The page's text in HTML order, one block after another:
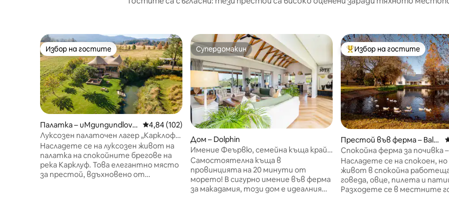
Избор на гостите
Избор на гостите
Палатка – uMgungundlovu
District Municipality
Средна оценка: 4,84 от 5, 102 отзива
4,84 (102)
Луксозен палаточен лагер „Карклоф“
– с изглед към реката и планината
Насладете се на луксозен живот на
палатка на спокойните брегове на
река Карклуф. Това елегантно място
за престой, вдъхновено от
Супердомакин
Супердомакин
Дом – Dolphin
Имение Феървю, семейна къща край
брега
Самостоятелна къща в
провинцията на 20 минути от
морето! В сигурно имение във ферма
за макадамия, този дом е идеалният
Най-популярен избор на
Избор на гостите
Престой във ферма – Balg
owan
Спокойна ферма за почивка –
Съмърфийлд Фермерска
Насладете се на спокоен, но
живот в спокойна
говеда, овце, пилета и
Разходете се в местните